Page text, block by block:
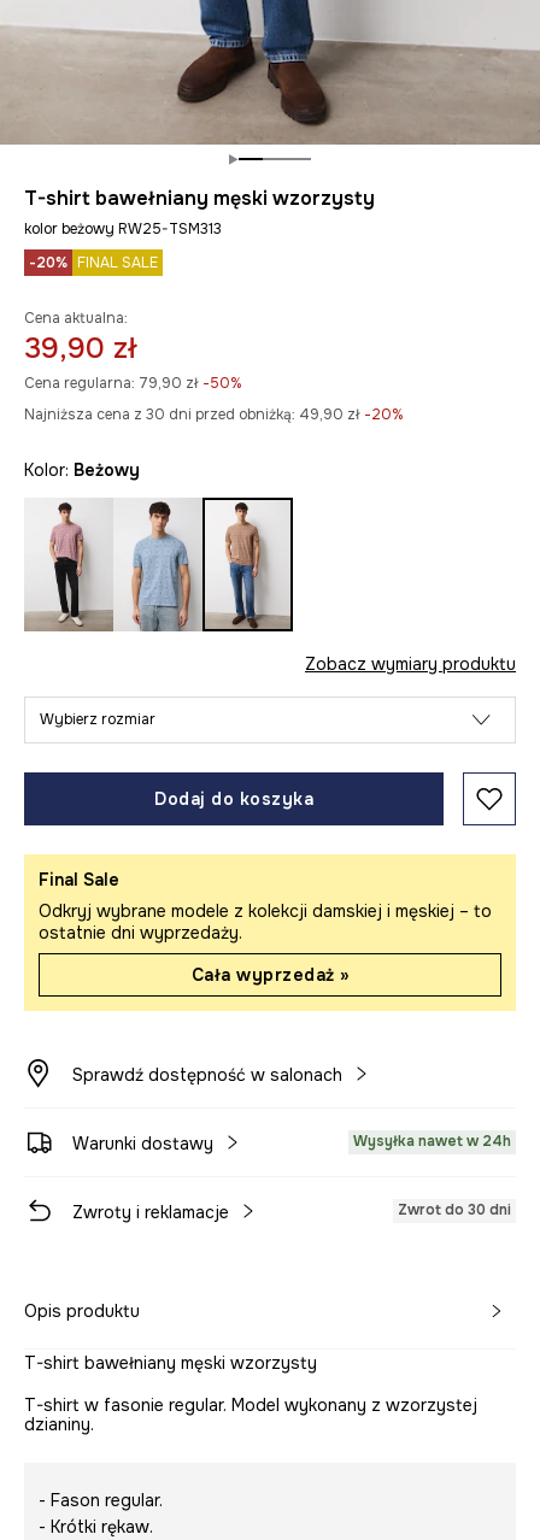
T-shirt bawełniany męski wzorzysty
kolor beżowy RW25-TSM313
-20% FINAL SALE
Cena aktualna:
39,90 zł
Cena regularna: 79,90 zł -50%
Najniższa cena z 30 dni przed obniżką: 49,90 zł -20%
Kolor: beżowy
Zobacz wymiary produktu
Wybierz rozmiar
Dodaj do koszyka
Final Sale
Odkryj wybrane modele z kolekcji damskiej i męskiej – to
ostatnie dni wyprzedaży.
Cała wyprzedaż »
Sprawdź dostępność w salonach
Warunki dostawy Wysyłka nawet w 24h
Zwroty i reklamacje Zwrot do 30 dni
Opis produktu
T-shirt bawełniany męski wzorzysty
T-shirt w fasonie regular. Model wykonany z wzorzystej
dzianiny.
- Fason regular.
- Krótki rękaw.